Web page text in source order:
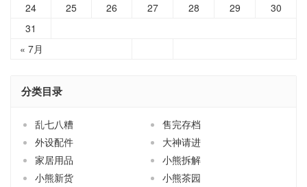
« 7月
24
25 26 27 28 29
30
31
分类目录
乱七八糟
售完存档
外设配件
大神请进
家居用品
小熊拆解
小熊新货
小熊茶园